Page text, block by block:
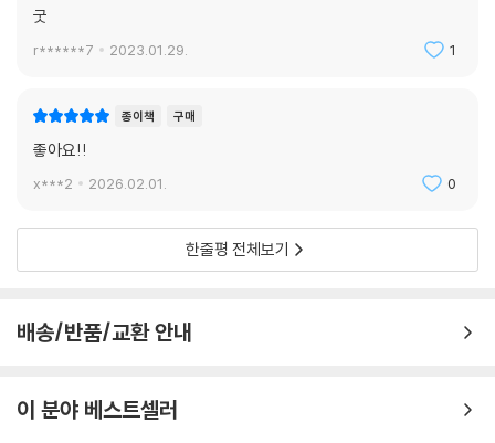
굿
r******7 2023.01.29. 1
종이책 구매
좋아요!!
x***2 2026.02.01. 0
한줄평 전체보기
배송/반품/교환 안내
이 분야 베스트셀러